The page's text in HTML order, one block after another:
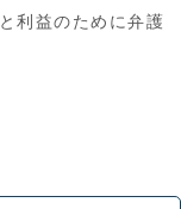
利益のために弁護